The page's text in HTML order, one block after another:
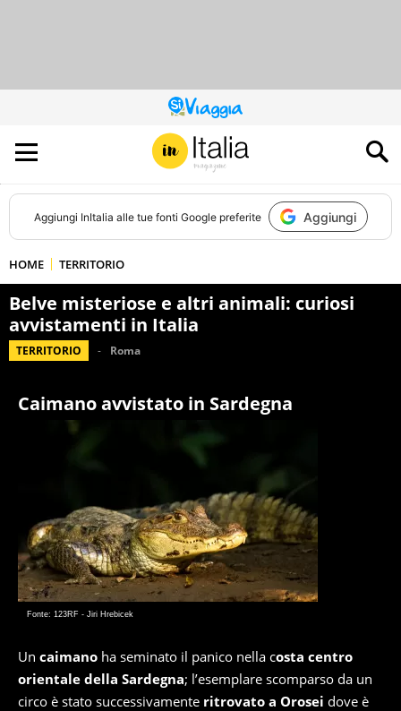
QUESTO
SITO
CONTRIBUISCE
ALL’AUDIENCE
DI
Aggiungi InItalia alle tue fonti Google preferite Aggiungi
HOME TERRITORIO
Belve misteriose e altri animali: curiosi
avvistamenti in Italia
TERRITORIO Roma
Caimano avvistato in Sardegna
Fonte: 123RF - Jiri Hrebicek
Un caimano ha seminato il panico nella costa centro
orientale della Sardegna; l’esemplare scomparso da un
circo è stato successivamente ritrovato a Orosei dove è